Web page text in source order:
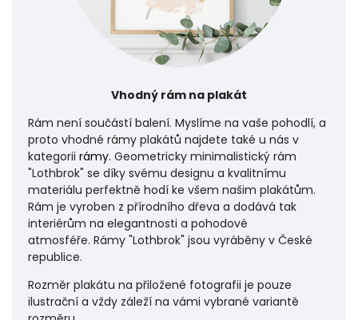
Vhodný rám na plakát
Rám není součástí balení. Myslíme na vaše pohodlí, a
proto vhodné rámy plakátů najdete také u nás v
kategorii rámy. Geometricky minimalistický rám
"Lothbrok" se díky svému designu a kvalitnímu
materiálu perfektně hodí ke všem našim plakátům.
Rám je vyroben z přírodního dřeva a dodává tak
interiérům na elegantnosti a pohodové
atmosféře. Rámy "Lothbrok" jsou vyráběny v České
republice.
Rozměr plakátu na přiložené fotografii je pouze
ilustrační a vždy záleží na vámi vybrané variantě